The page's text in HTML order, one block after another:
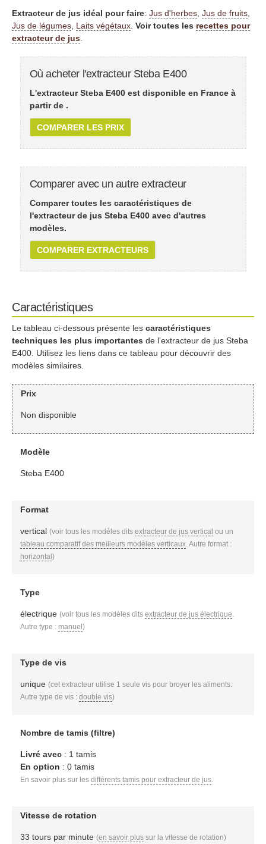
Extracteur de jus idéal pour faire: Jus d'herbes Jus de fruits
Jus de légumes Laits végétaux Voir toutes les recettes pour
extracteur de jus
Où acheter l'extracteur Steba E400
L'extracteur Steba E400 est disponible en France à
partir de .
COMPARER LES PRIX
Comparer avec un autre extracteur
Comparer toutes les caractéristiques de
l'extracteur de jus Steba E400 avec d'autres
modèles.
COMPARER EXTRACTEURS
Caractéristiques
Le tableau ci-dessous présente les caractéristiques
techniques les plus importantes de l'extracteur de jus Steba
E400. Utilisez les liens dans ce tableau pour découvrir des
modèles similaires.
Prix
Non disponible
Modèle
Steba E400
Format
vertical (voir tous les modèles dits extracteur de jus vertical ou un
tableau comparatif des meilleurs modèles verticaux. Autre format :
horizontal )
Type
électrique (voir tous les modèles dits extracteur de jus électrique.
Autre type : manuel )
Type de vis
unique (cet extracteur utilise 1 seule vis pour broyer les aliments.
Autre type de vis : double vis)
Nombre de tamis (filtre)
Livré avec: 1 tamis
En option : 0 tamis
En savoir plus sur les différents tamis pour extracteur de jus.
Vitesse de rotation
33 tours par minute (en savoir plussur la vitesse de rotation)